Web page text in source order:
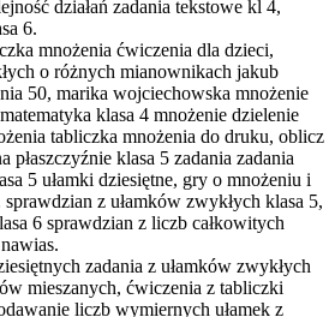
działań zadania tekstowe kl 4,
6.
mnożenia ćwiczenia dla dzieci,
o różnych mianownikach jakub
50, marika wojciechowska mnożenie
klasa 4 mnożenie dzielenie
tabliczka mnożenia do druku, oblicz
płaszczyźnie klasa 5 zadania zadania
5 ułamki dziesiętne, gry o mnożeniu i
z ułamków zwykłych klasa 5,
6 sprawdzian z liczb całkowitych
zadania z ułamków zwykłych
mieszanych, ćwiczenia z tabliczki
liczb wymiernych ułamek z